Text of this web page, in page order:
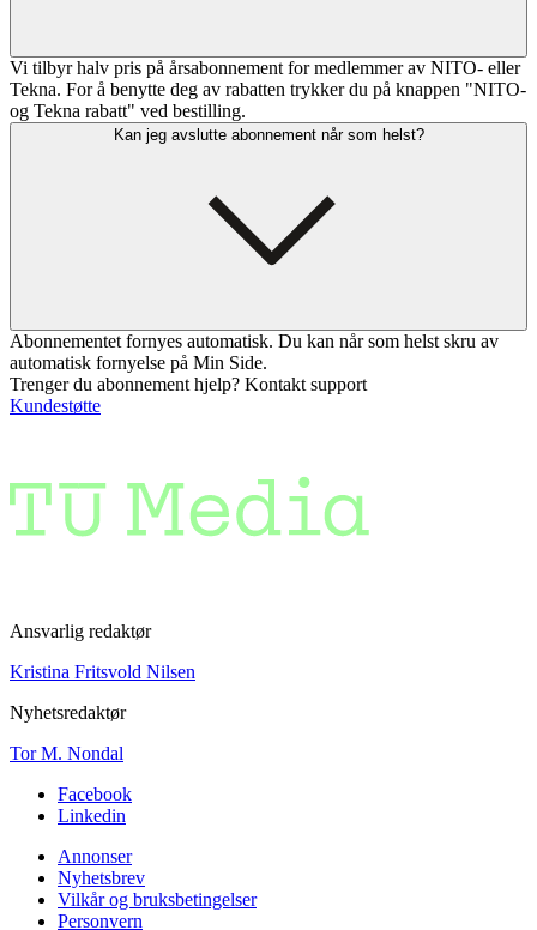
Vi tilbyr halv pris på årsabonnement for medlemmer av NITO- eller
Tekna. For å benytte deg av rabatten trykker du på knappen "NITO-
og Tekna rabatt" ved bestilling.
Kan jeg avslutte abonnement når som helst?
Abonnementet fornyes automatisk. Du kan når som helst skru av
automatisk fornyelse på Min Side.
Trenger du abonnement hjelp? Kontakt support
Kundestøtte
Ansvarlig redaktør
Kristina Fritsvold Nilsen
Nyhetsredaktør
Tor M. Nondal
Facebook
Linkedin
Annonser
Nyhetsbrev
Vilkår og bruksbetingelser
Personvern